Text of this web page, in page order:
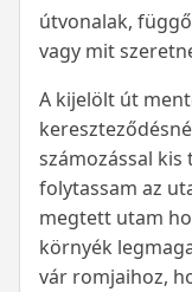
útvonalak,
vagy mit
A kijelölt út
számozással
folytassam az
megtett utam
környék
vár romjaihoz,